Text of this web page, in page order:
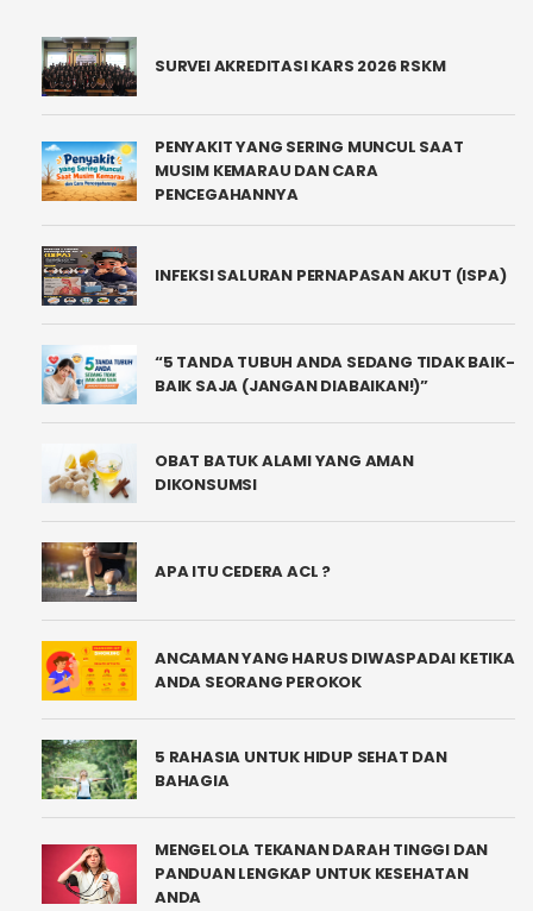
SURVEI AKREDITASI KARS 2026 RSKM
PENYAKIT YANG SERING MUNCUL SAAT
MUSIM KEMARAU DAN CARA
PENCEGAHANNYA
INFEKSI SALURAN PERNAPASAN AKUT (ISPA)
“5 TANDA TUBUH ANDA SEDANG TIDAK BAIK-
BAIK SAJA (JANGAN DIABAIKAN!)”
OBAT BATUK ALAMI YANG AMAN
DIKONSUMSI
APA ITU CEDERA ACL ?
ANCAMAN YANG HARUS DIWASPADAI KETIKA
ANDA SEORANG PEROKOK
5 RAHASIA UNTUK HIDUP SEHAT DAN
BAHAGIA
MENGELOLA TEKANAN DARAH TINGGI DAN
PANDUAN LENGKAP UNTUK KESEHATAN
ANDA